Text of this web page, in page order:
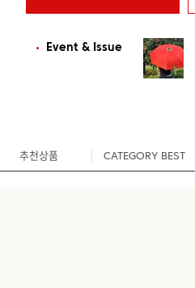
Event & Issue
추천상품 CATEGORY BEST